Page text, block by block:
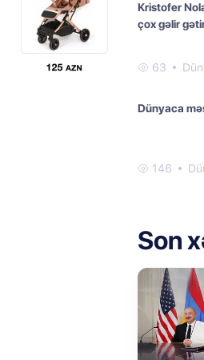
Kristofer
çox gəlir
63
Dünyaca
146
Son